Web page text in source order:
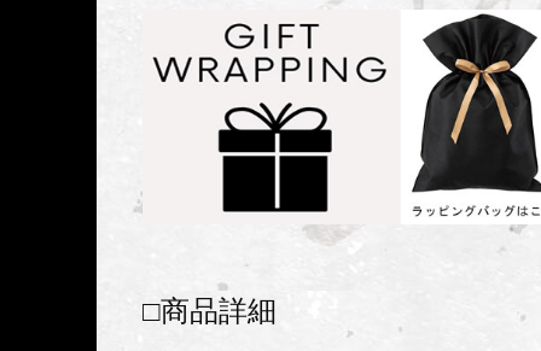
□商品詳細